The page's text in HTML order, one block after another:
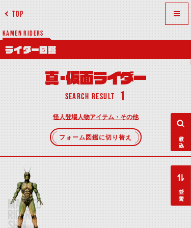
TOP
KAMEN RIDERS
ライダー図鑑
真・仮面ライダー
SEARCH RESULT 1
怪人登場人物アイテム・その他
フォーム図鑑に切り替え
並べ替え
絞り込み